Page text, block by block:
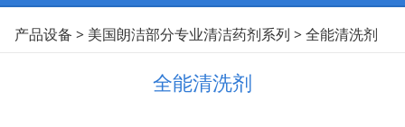
全能清洗剂
产品设备 > 美国朗洁部分专业清洁药剂系列 >全能清洗剂
全能清洗剂